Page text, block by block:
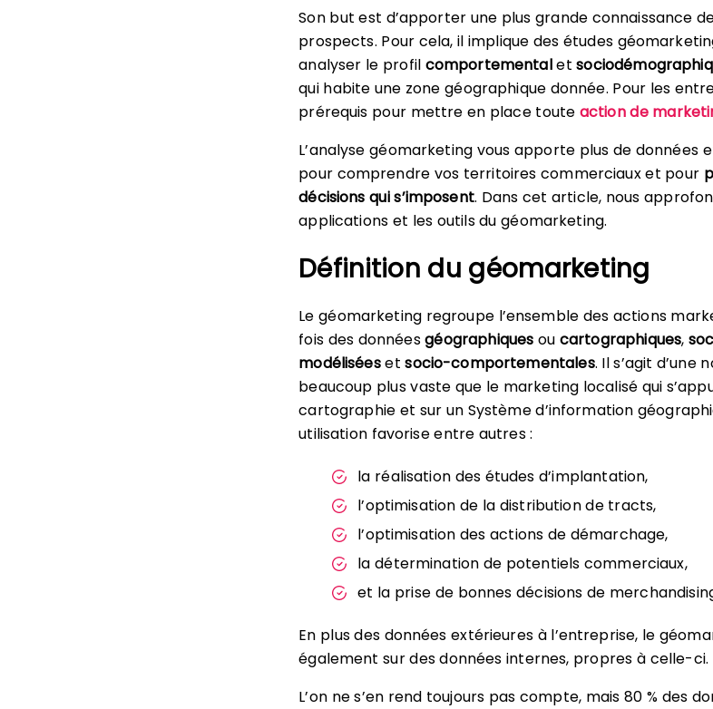
Son but est d’apporter une plus grande connaissance
prospects. Pour cela, il implique des études
analyser le profil comportementalet
qui habite une zone géographique donnée. Pour les
prérequis pour mettre en place toute action de
L’analyse géomarketing vous apporte plus de données
pour comprendre vos territoires commerciaux et pour
décisions qui s’imposent. Dans cet article, nous
applications et les outils du géomarketing.
Définition du géomarketing
Le géomarketing regroupe l’ensemble des actions
fois des donnéesgéographiques ou cartographiques,
modéliséesetsocio-comportementales. Il s’agit d’une
beaucoup plus vaste que le marketing localisé qui
cartographie et sur un Système d’information
utilisation favorise entre autres :
la réalisation des études d’implantation,
l’optimisation de la distribution de tracts,
l’optimisation des actions de démarchage,
la détermination de potentiels commerciaux,
et la prise de bonnes décisions de
En plus des données extérieures à l’entreprise, le
également sur des données internes, propres à celle-ci.
L’on ne s’en rend toujours pas compte, mais 80 % des